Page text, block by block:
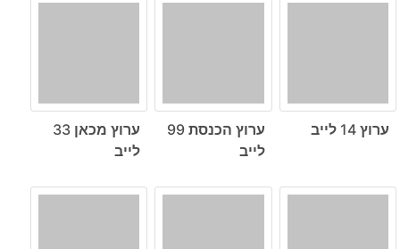
ערוץ 14 לייב
ערוץ הכנסת 99
לייב
ערוץ מכאן 33
לייב